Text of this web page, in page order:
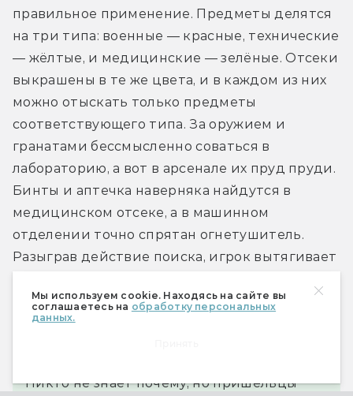
Мы используем cookie. Находясь на сайте вы
соглашаетесь на обработку персональных
данных.
правильное применение. Предметы делятся
на три типа: военные — красные, технические
— жёлтые, и медицинские — зелёные. Отсеки
выкрашены в те же цвета, и в каждом из них
можно отыскать только предметы
соответствующего типа. За оружием и
гранатами бессмысленно соваться в
лабораторию, а вот в арсенале их пруд пруди.
Бинты и аптечка наверняка найдутся в
медицинском отсеке, а в машинном
отделении точно спрятан огнетушитель.
Разыграв действие поиска, игрок вытягивает
подходящего цвета: одну из них оставляет
себе, другую подкладывает под низ стопки.
Никто не знает почему, но пришельцы